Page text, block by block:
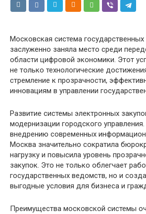
Московская система государственных
заслуженно заняла место среди
области цифровой экономики. Этот
не только технологические
стремление к прозрачности,
инновациям в управлении
Развитие системы электронных
модернизации городского
внедрению современных
Москва значительно сократила
нагрузку и повысила уровень
закупок. Это не только облегчает
государственных ведомств, но и
выгодные условия для бизнеса и
Преимущества московской системы